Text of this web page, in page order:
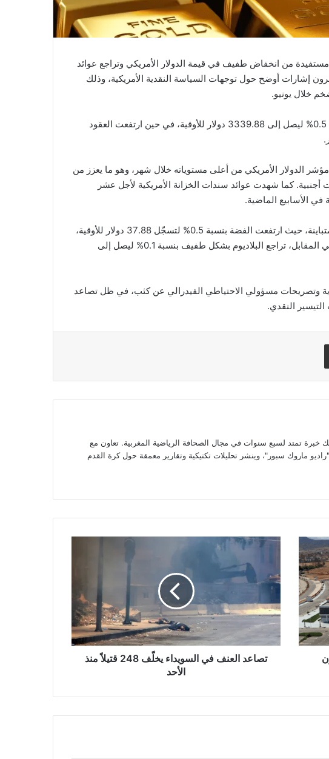
مستفيدة من انخفاض طفيف في قيمة الدولار الأمريكي وتراجع عوائد
إشارات أوضح حول توجهات السياسة النقدية الأمريكية، وذلك
خلال يونيو.
وسجّل الذهب في السوق الفورية مكاسب بنسبة 0.5% ليصل إلى 3339.88 دولار للأوقية، في حين ارتفعت العقود
مؤشر الدولار الأمريكي من أعلى مستوياته خلال شهر، وهو ما يعزز من
أجنبية. كما شهدت عوائد سندات الخزانة الأمريكية لأجل عشر
الأسابيع الماضية.
أما المعادن الثمينة الأخرى فقد سجلت تحركات متباينة، حيث ارتفعت الفضة بنسبة 0.5% لتسجّل 37.88 دولار للأوقية،
وصعد البلاتين بنسبة 0.3% إلى 1376.75 دولار. في المقابل، تراجع البلاديوم بشكل طفيف بنسبة 0.1% ليصل إلى
وتصريحات مسؤولي الاحتياطي الفيدرالي عن كثب، في ظل تصاعد
النقدي.
مشاركة عبر البريد
تمتد لسبع سنوات في مجال الصحافة الرياضية المغربية. تعاون مع
ماروك سبور"، وينشر تحليلات تكتيكية وتقارير معمقة حول كرة القدم
تصاعد
السويداء
248
قتيلاً
الأحد
تصاعد العنف في السويداء يخلّف 248 قتيلاً منذ
الأحد